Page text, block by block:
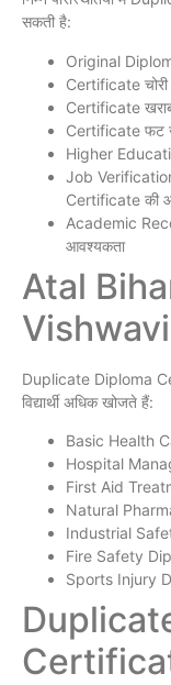
सकती है:
Original
Certificate चोरी
Certificate खराब
Certificate फट
Higher
Job
Certificate की
Academic
आवश्यकता
Atal
Duplicate Diploma
विद्यार्थी अधिक खोजते हैं:
Basic Health
Hospital
First Aid
Natural
Industrial
Fire Safety
Sports Injury